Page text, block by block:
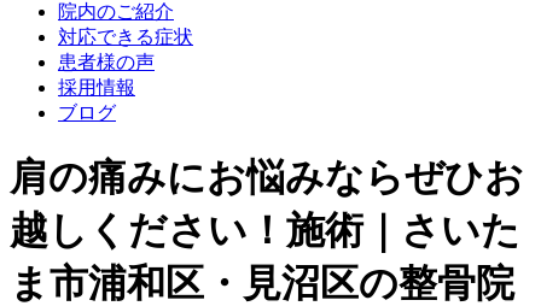
院内のご紹介
対応できる症状
患者様の声
採用情報
ブログ
肩の痛みにお悩みならぜひお
越しください！施術｜さいた
ま市浦和区・見沼区の整骨院